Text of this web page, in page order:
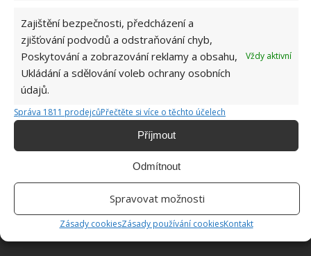
Zajištění bezpečnosti, předcházení a
zjišťování podvodů a odstraňování chyb,
Poskytování a zobrazování reklamy a obsahu,
Ukládání a sdělování voleb ochrany osobních
údajů.
Vždy aktivní
Správa 1811 prodejcůPřečtěte si více o těchto účelech
Příjmout
Odmítnout
Spravovat možnosti
Zásady cookiesZásady používání cookiesKontakt
Jedinou nevýhodou při používání čerstvých
banánových slupek může být to, že přitahují některé
druhy hmyzu, například octomilky nebo mravence.
Pokud se toho obáváte, použijte sušený banán nebo
banánovou vodu (viz výše). Jinou možností je dát na
parapet nádobu s víkem, do kterého uděláte malé
dírky (dobře poslouží kelímek od jogurtu a přes něj
potravinová fólie). Do nádoby vložte čerstvou slupku
od banánu, můžete přilít i ocet, a uzavřete. To
naláká hmyz a vašich květin si ani nevšimne.
Zdroj: Goodhousekeeping